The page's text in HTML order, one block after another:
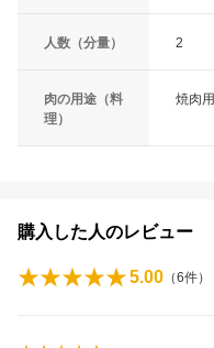
人数（分量） 2
肉の用途（料
理）
焼肉用
購入した人のレビュー
5.00 （6件）